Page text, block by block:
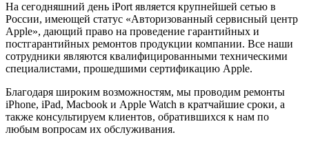
На сегодняшний день iPort является крупнейшей сетью в
России, имеющей статус «Авторизованный сервисный центр
Apple», дающий право на проведение гарантийных и
постгарантийных ремонтов продукции компании. Все наши
сотрудники являются квалифицированными техническими
специалистами, прошедшими сертификацию Apple.
Благодаря широким возможностям, мы проводим ремонты
iPhone, iPad, Macbook и Apple Watch в кратчайшие сроки, а
также консультируем клиентов, обратившихся к нам по
любым вопросам их обслуживания.